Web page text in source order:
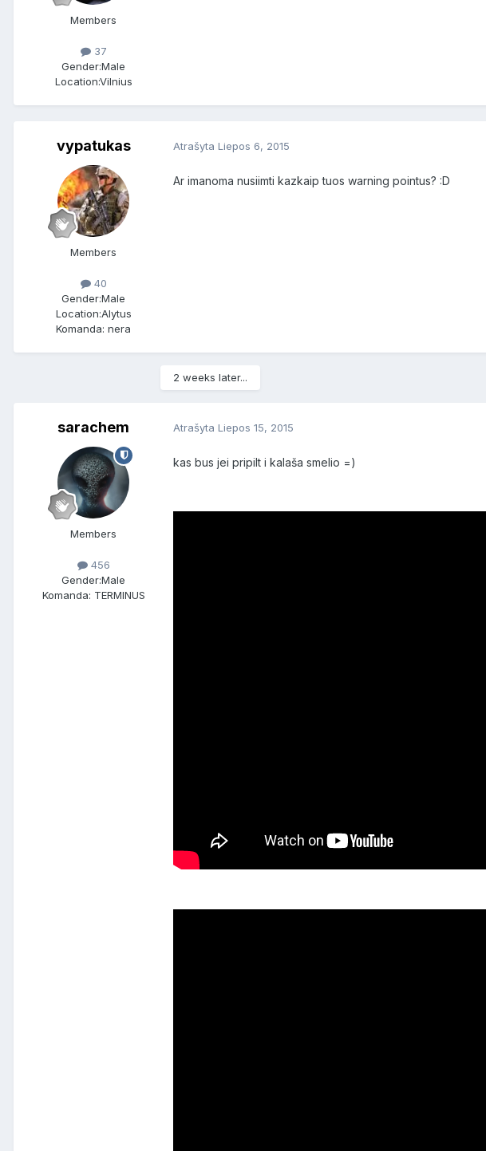
Members
37
Gender:Male
Location:Vilnius
vypatukas
Members
40
Gender:Male
Location:Alytus
Komanda: nera
Atrašyta Liepos 6, 2015
Ar imanoma nusiimti kazkaip tuos warning pointus? :D
2 weeks later...
sarachem
Members
456
Gender:Male
Komanda: TERMINUS
Atrašyta Liepos 15, 2015
kas bus jei pripilt i kalaša smelio =)